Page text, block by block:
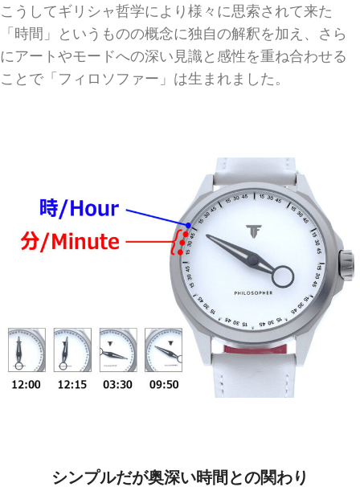
こうしてギリシャ哲学により様々に思索されて来た
「時間」というものの概念に独自の解釈を加え、さら
にアートやモードへの深い見識と感性を重ね合わせる
ことで「フィロソファー」は生まれました。
シンプルだが奥深い時間との関わり